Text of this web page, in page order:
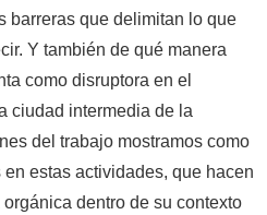
barreras que delimitan lo que
Y también de qué manera
como disruptora en el
ciudad intermedia de la
del trabajo mostramos como
estas actividades, que hacen
dentro de su contexto